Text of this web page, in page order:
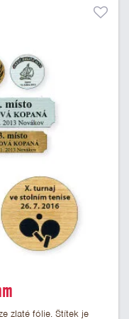
zlaté fólie. Štítek je